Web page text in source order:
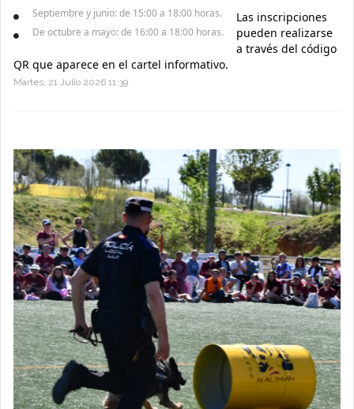
Septiembre y junio: de 15:00 a 18:00 horas.
De octubre a mayo: de 16:00 a 18:00 horas.
Las inscripciones
pueden realizarse
a través del código
QR que aparece en el cartel informativo.
Martes, 21 Julio 2026 11:39